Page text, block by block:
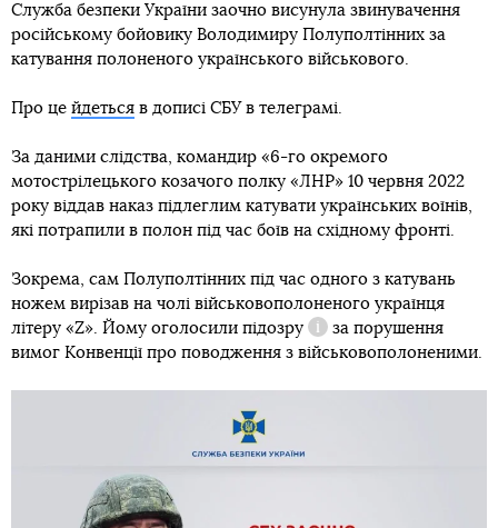
Служба безпеки України заочно висунула звинувачення
російському бойовику Володимиру Полуполтінних за
катування полоненого українського військового.
Про це йдеться в дописі СБУ в телеграмі.
За даними слідства, командир «6-го окремого
мотострілецького козачого полку «ЛНР» 10 червня 2022
року віддав наказ підлеглим катувати українських воїнів,
які потрапили в полон під час боїв на східному фронті.
Зокрема, сам Полуполтінних під час одного з катувань
ножем вирізав на чолі військовополоненого українця
літеру «Z». Йому оголосили підозру
Довідка
за порушення
вимог Конвенції про поводження з військовополоненими.